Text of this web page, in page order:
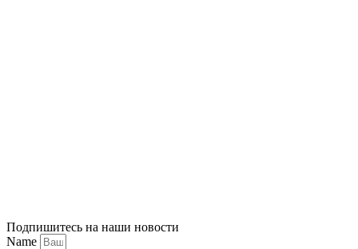
Подпишитесь на наши новости
Name